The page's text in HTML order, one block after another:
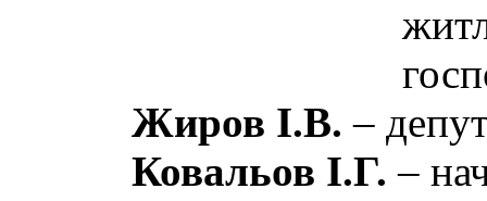
Жиров І.В.–
Ковальов І.Г. –